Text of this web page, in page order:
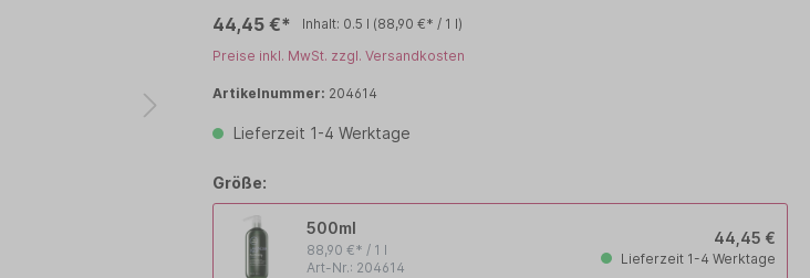
PAUL MITCHELL PET
44,45 €* Inhalt: 0.5 l (88,90 €* / 1 l)
Preise inkl. MwSt. zzgl. Versandkosten
Artikelnummer: 204614
Lieferzeit 1-4 Werktage
Größe:
500ml
88,90 €* / 1 l
Art-Nr.: 204614
44,45 €
Lieferzeit 1-4 Werktage